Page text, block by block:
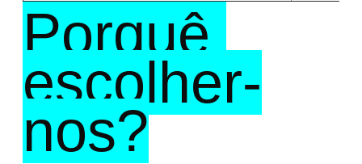
Porquê
escolher-
nos?